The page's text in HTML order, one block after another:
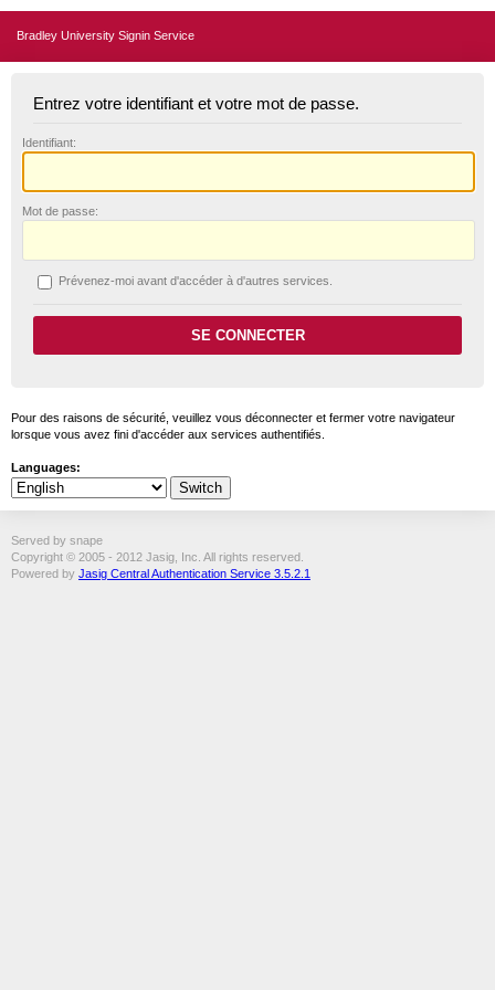
Bradley University Signin Service
Entrez votre identifiant et votre mot de passe.
Identifiant:
Mot de passe:
Prévenez-moi avant d'accéder à d'autres services.
Pour des raisons de sécurité, veuillez vous déconnecter et fermer votre navigateur
lorsque vous avez fini d'accéder aux services authentifiés.
Languages:
Served by snape
Copyright © 2005 - 2012 Jasig, Inc. All rights reserved.
Powered by Jasig Central Authentication Service 3.5.2.1